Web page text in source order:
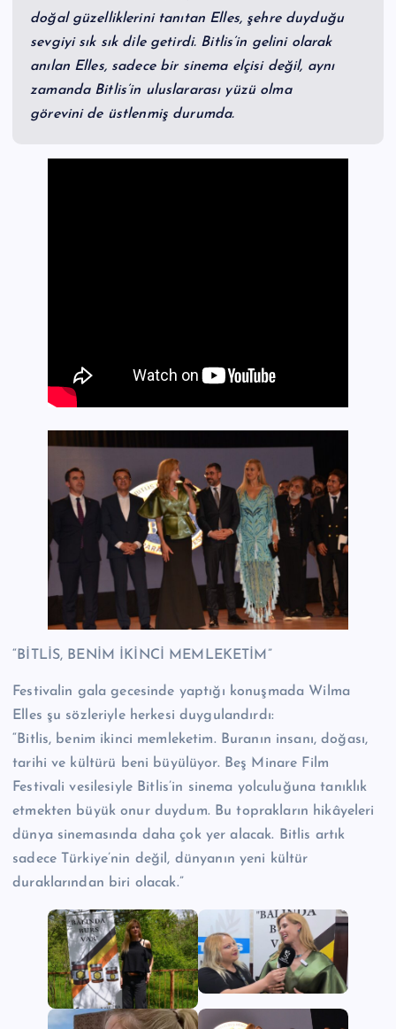
doğal güzelliklerini tanıtan Elles, şehre duyduğu
sevgiyi sık sık dile getirdi. Bitlis’in gelini olarak
anılan Elles, sadece bir sinema elçisi değil, aynı
zamanda Bitlis’in uluslararası yüzü olma
görevini de üstlenmiş durumda.
“BİTLİS, BENİM İKİNCİ MEMLEKETİM”
Festivalin gala gecesinde yaptığı konuşmada Wilma
Elles şu sözleriyle herkesi duygulandırdı:
“Bitlis, benim ikinci memleketim. Buranın insanı, doğası,
tarihi ve kültürü beni büyülüyor. Beş Minare Film
Festivali vesilesiyle Bitlis’in sinema yolculuğuna tanıklık
etmekten büyük onur duydum. Bu toprakların hikâyeleri
dünya sinemasında daha çok yer alacak. Bitlis artık
sadece Türkiye’nin değil, dünyanın yeni kültür
duraklarından biri olacak.”